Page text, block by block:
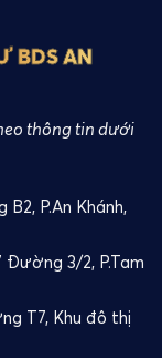
BDS AN
thông tin dưới
P.An Khánh,
Đường 3/2, P.Tam
T7, Khu đô thị